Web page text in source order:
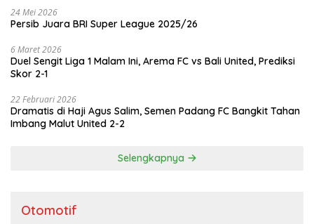
24 Mei 2026
Persib Juara BRI Super League 2025/26
6 Maret 2026
Duel Sengit Liga 1 Malam Ini, Arema FC vs Bali United, Prediksi
Skor 2-1
22 Februari 2026
Dramatis di Haji Agus Salim, Semen Padang FC Bangkit Tahan
Imbang Malut United 2-2
Selengkapnya
Otomotif